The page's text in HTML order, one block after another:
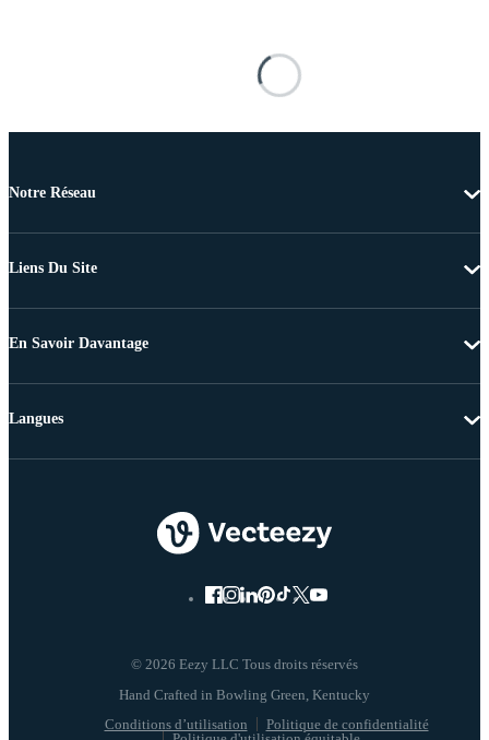
Notre Réseau
Liens Du Site
En Savoir Davantage
© 2026 Eezy LLC Tous droits réservés
Conditions d’utilisation
Politique de confidentialité
Langues